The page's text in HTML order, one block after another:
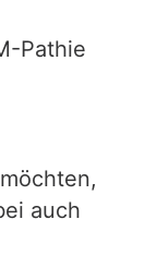
Pathie
auch